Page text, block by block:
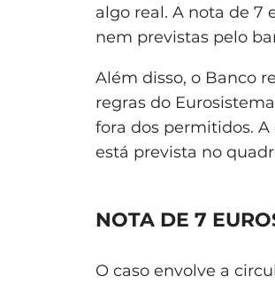
algo real. A nota de 7
nem previstas pelo
Além disso, o Banco
regras do
fora dos permitidos.
está prevista no
NOTA DE 7
O caso envolve a